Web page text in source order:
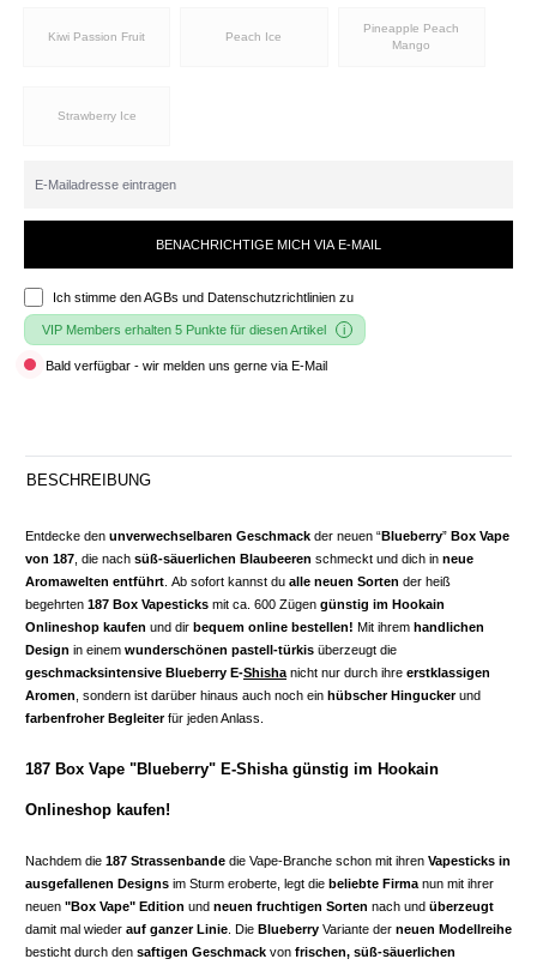
Kiwi Passion Fruit Peach Ice
Pineapple Peach
Mango
Strawberry Ice
BENACHRICHTIGE MICH VIA E-MAIL
Ich stimme denAGBs und Datenschutzrichtlinien zu
VIP Members erhalten 5 Punkte für diesen Artikel
Bald verfügbar - wir melden uns gerne via E-Mail
BESCHREIBUNG
Entdecke den unverwechselbaren Geschmack der neuen “Blueberry” Box Vape
von 187 , die nach süß-säuerlichen Blaubeeren schmeckt und dich in neue
Aromawelten entführt . Ab sofort kannst du alle neuen Sorten der heiß
begehrten 187 Box Vapesticks mit ca. 600 Zügen günstig im Hookain
Onlineshop kaufen und dir bequem online bestellen! Mit ihrem handlichen
Design in einem wunderschönen pastell-türkis überzeugt die
geschmacksintensive Blueberry E-Shisha nicht nur durch ihre erstklassigen
Aromen , sondern ist darüber hinaus auch noch ein hübscher Hinguckerund
farbenfroher Begleiterfür jeden Anlass.
187 Box Vape "Blueberry" E-Shisha günstig im Hookain
Onlineshop kaufen!
Nachdem die 187 Strassenbande die Vape-Branche schon mit ihren Vapesticks in
ausgefallenen Designs im Sturm eroberte, legt die beliebte Firma nun mit ihrer
neuen "Box Vape" Edition und neuen fruchtigen Sorten nach und überzeugt
damit mal wieder auf ganzer Linie . Die Blueberry Variante der neuen Modellreihe
besticht durch den saftigen Geschmack von frischen, süß-säuerlichen